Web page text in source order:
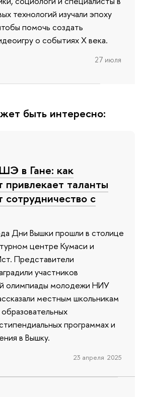
технологий изучали эпоху
помочь создать
о событиях X века.
27 июля
быть интересно:
в Гане: как
привлекает таланты
сотрудничество с
Дни Вышки прошли в столице
центре Кумаси и
Представители
участников
олимпиады молодежи НИУ
местным школьникам
программах и
в Вышку.
23 апреля 2025